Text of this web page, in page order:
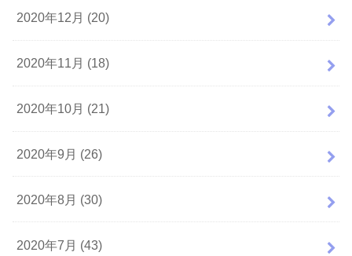
2020年12月 (20)
2020年11月 (18)
2020年10月 (21)
2020年9月 (26)
2020年8月 (30)
2020年7月 (43)